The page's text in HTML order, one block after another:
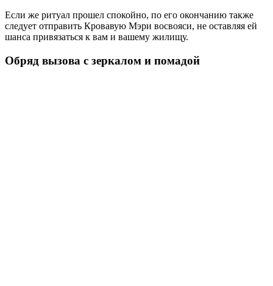
Если же ритуал прошел спокойно, по его окончанию также
следует отправить Кровавую Мэри восвояси, не оставляя ей
шанса привязаться к вам и вашему жилищу.
Обряд вызова с зеркалом и помадой